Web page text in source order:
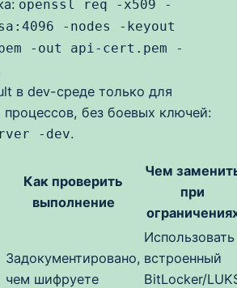
openssl req -x509 -
-nodes -keyout
-out api-cert.pem -
в dev-среде только для
процессов, без боевых ключей:
-dev.
Как проверить
выполнение
Чем
при
Задокументировано,
чем шифруете
Использовать
встроенный
BitLocker/